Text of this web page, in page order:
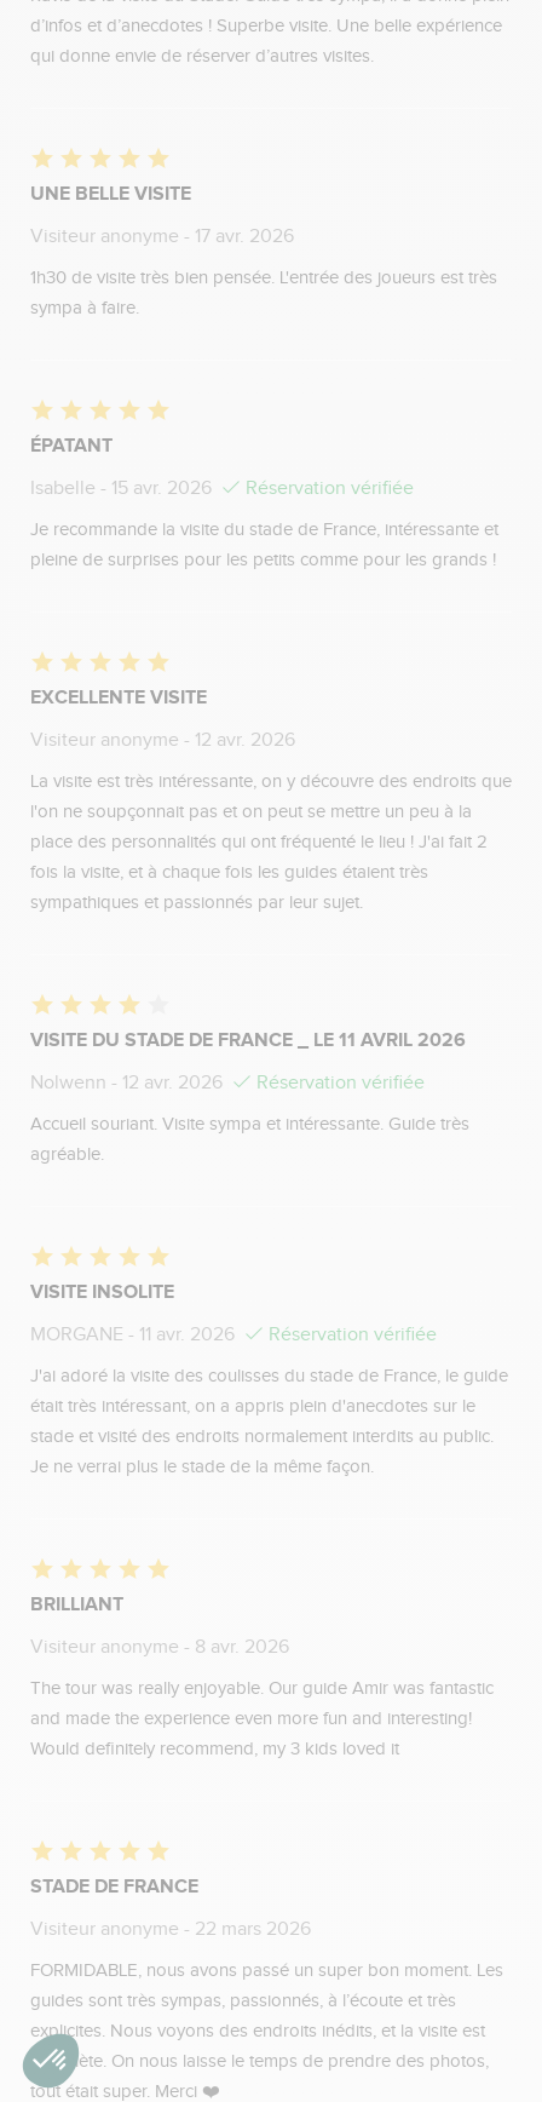
d’infos et d’anecdotes ! Superbe visite. Une belle expérience
qui donne envie de réserver d’autres visites.
UNE BELLE VISITE
Visiteur anonyme - 17 avr. 2026
1h30 de visite très bien pensée. L'entrée des joueurs est très
sympa à faire.
ÉPATANT
Isabelle - 15 avr. 2026 Réservation vérifiée
Je recommande la visite du stade de France, intéressante et
pleine de surprises pour les petits comme pour les grands !
EXCELLENTE VISITE
Visiteur anonyme - 12 avr. 2026
La visite est très intéressante, on y découvre des endroits que
l'on ne soupçonnait pas et on peut se mettre un peu à la
place des personnalités qui ont fréquenté le lieu ! J'ai fait 2
fois la visite, et à chaque fois les guides étaient très
sympathiques et passionnés par leur sujet.
VISITE DU STADE DE FRANCE _ LE 11 AVRIL 2026
Nolwenn - 12 avr. 2026 Réservation vérifiée
Accueil souriant. Visite sympa et intéressante. Guide très
agréable.
VISITE INSOLITE
MORGANE - 11 avr. 2026 Réservation vérifiée
J'ai adoré la visite des coulisses du stade de France, le guide
était très intéressant, on a appris plein d'anecdotes sur le
stade et visité des endroits normalement interdits au public.
Je ne verrai plus le stade de la même façon.
BRILLIANT
Visiteur anonyme - 8 avr. 2026
The tour was really enjoyable. Our guide Amir was fantastic
and made the experience even more fun and interesting!
Would definitely recommend, my 3 kids loved it
STADE DE FRANCE
Visiteur anonyme - 22 mars 2026
FORMIDABLE, nous avons passé un super bon moment. Les
guides sont très sympas, passionnés, à l’écoute et très
explicites. Nous voyons des endroits inédits, et la visite est
complète. On nous laisse le temps de prendre des photos,
tout était super. Merci ❤️